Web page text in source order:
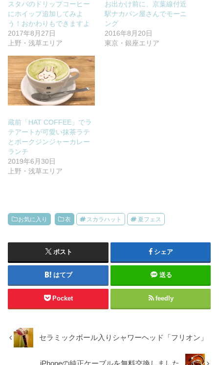
スタバのドリップコーヒー
にホイップ追加してみよ
う！おかわりもできますよ
2017年8月27日
上野・浅草エリア
お出かけ前に、京葉線付近
駅ナカパン屋さんでモーニ
ング
2016年8月20日
東京・銀座エリア
蔵前「HAT COFFEE」でラ
テアートが可愛い抹茶ラテ
とポークジンジャーカレー
ランチ
2019年6月30日
上野・浅草エリア
お気に入り 衣 スカラハット 夏フェス
ポスト シェア
はてブ 送る
Pocket feedly
セラミックボール入りシャワーヘッド「フリオン」